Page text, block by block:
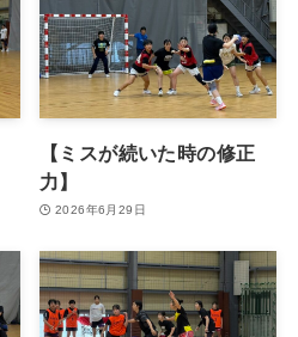
【ミスが続いた時の修正
力】
2026年6月29日